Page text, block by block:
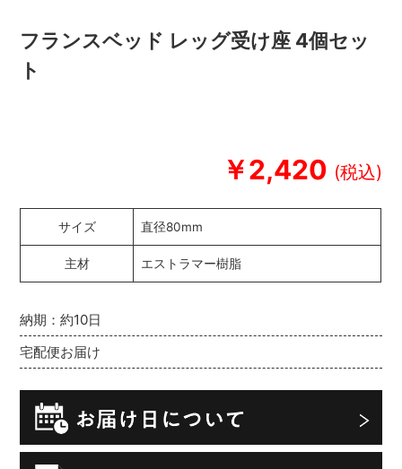
フランスベッド レッグ受け座 4個セッ
ト
￥2,420
納期：約10日
宅配便お届け
サイズ 直径80mm
主材 エストラマー樹脂